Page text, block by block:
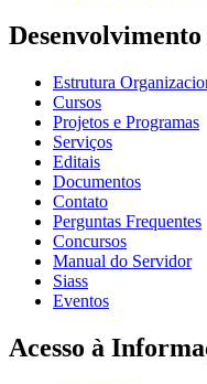
Estrutura
Cursos
Projetos e Programas
Serviços
Editais
Documentos
Contato
Perguntas Frequentes
Concursos
Manual do Servidor
Siass
Eventos
Acesso à